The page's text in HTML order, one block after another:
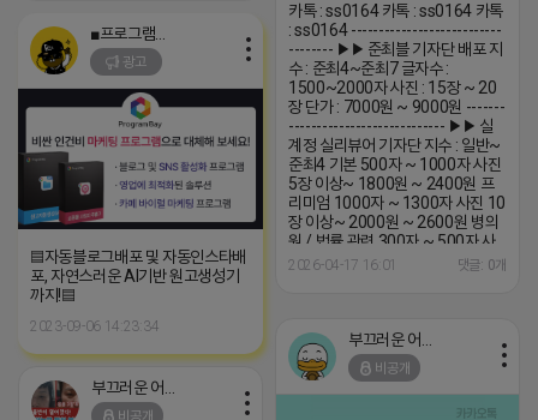
카톡 : ss0164 카톡 : ss0164 카톡
: ss0164 ---------------------------
-------- ▶▶ 준최블 기자단 배포 지
수 : 준최4~준최7 글자수 :
1500~2000자 사진 : 15장 ~ 20
장 단가 : 7000원 ~ 9000원 -------
---------------------------- ▶▶ 실
계정 실리뷰어 기자단 지수 : 일반~
준최4 기본 500자 ~ 1000자 사진
5장 이상~ 1800원 ~ 2400원 프
리미엄 1000자 ~ 1300자 사진 10
장 이상~ 2000원 ~ 2600원 병의
원 / 법률 관련 300자 ~ 500자 사
진5장 이상~ 1800원~2400원 지
400원~ 247활성 500원~ --------
--------------------------- ▶▶ AI실
계정 A타입...
2026-04-17 16:01 댓글: 0개
광고
▤자동블로그배포 및 자동인스타배
포, 자연스러운 AI기반 원고생성기
까지!▤
2023-09-06 14:23:34
비공개
비공개